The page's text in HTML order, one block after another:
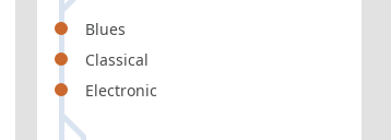
Blues
Classical
Electronic